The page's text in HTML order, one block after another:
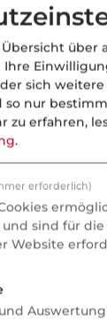
über
Ihre
sich
so nur
zu erfahren,
.
erforderlich)
sind für
Website